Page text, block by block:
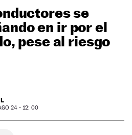
se
en ir por el
pese al riesgo
24 - 12: 00